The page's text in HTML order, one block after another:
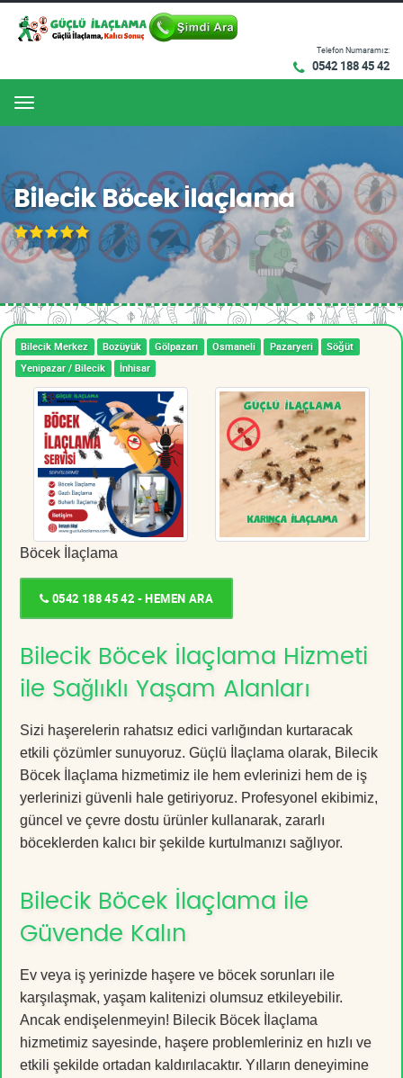
Telefon Numaramız:
0542 188 45 42
Menu
Bilecik Böcek İlaçlama
Bilecik Merkez Bozüyük Gölpazarı Osmaneli Pazaryeri
Söğüt
Yenipazar / Bilecik
İnhisar
Böcek İlaçlama
0542 188 45 42 - HEMEN ARA
Bilecik Böcek İlaçlama Hizmeti
ile Sağlıklı Yaşam Alanları
Sizi haşerelerin rahatsız edici varlığından kurtaracak
etkili çözümler sunuyoruz. Güçlü İlaçlama olarak, Bilecik
Böcek İlaçlama hizmetimiz ile hem evlerinizi hem de iş
yerlerinizi güvenli hale getiriyoruz. Profesyonel ekibimiz,
güncel ve çevre dostu ürünler kullanarak, zararlı
böceklerden kalıcı bir şekilde kurtulmanızı sağlıyor.
Bilecik Böcek İlaçlama ile
Güvende Kalın
Ev veya iş yerinizde haşere ve böcek sorunları ile
karşılaşmak, yaşam kalitenizi olumsuz etkileyebilir.
Ancak endişelenmeyin! Bilecik Böcek İlaçlama
hizmetimiz sayesinde, haşere problemleriniz en hızlı ve
etkili şekilde ortadan kaldırılacaktır. Yılların deneyimine